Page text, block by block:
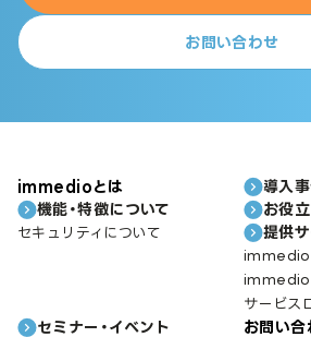
お問い合わせ
immedioとは
機能・特徴について
セキュリティについて
導入事
お役
提供
サービス
セミナー・イベント
お問い合